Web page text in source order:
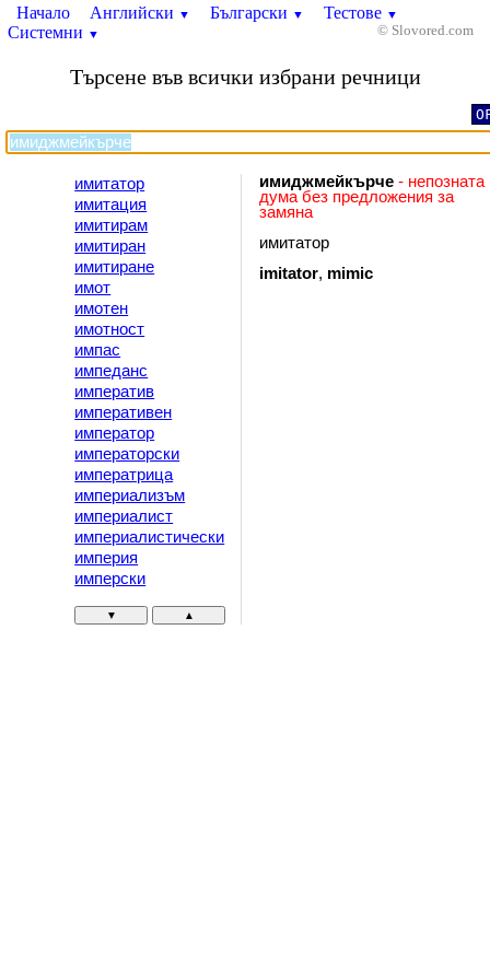
Начало Английски ▼ Български ▼ Тестове ▼
Системни ▼ © Slovored.com
Търсене във всички избрани речници
имитатор
имитация
имитирам
имитиран
имитиране
имот
имотен
имотност
импас
импеданс
императив
императивен
император
императорски
императрица
империализъм
империалист
империалистически
империя
имперски
▼ ▲
имиджмейкърче - непозната
дума без предложения за
замяна
имитатор
imitator, mimic